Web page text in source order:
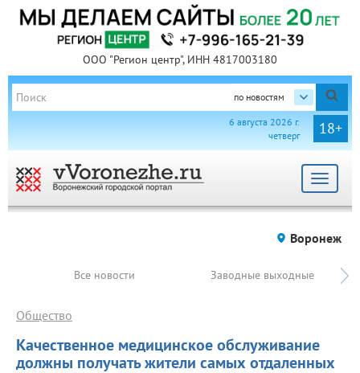
ООО "Регион центр", ИНН 4817003180
по новостям
18+
6 августа 2026 г.
четверг
Toggle
Воронеж
Все новости Заводные выходные
Качественное медицинское обслуживание
должны получать жители самых отдаленных
Общество